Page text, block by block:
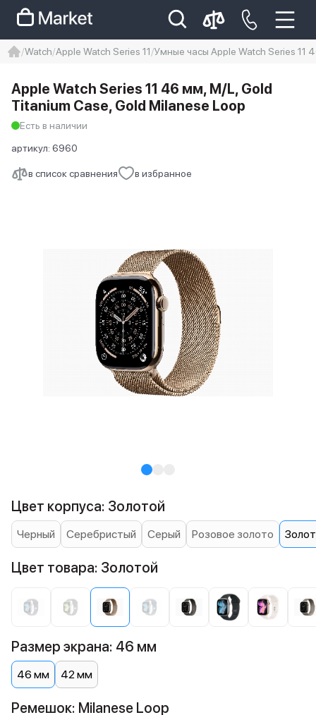
Iphone 14 pro max
айфон 14
Watch Apple Watch Series 11 Умные часы Apple Watch Series 11
в список сравнения в избранное
Apple Watch Series 11 46 мм, M/L, Gold
Titanium Case, Gold Milanese Loop
Есть в наличии
артикул: 6960
Цвет корпуса: Золотой
Черный Серебристый Серый Розовое золото
Цвет товара: Золотой
Размер экрана: 46 мм
46 мм 42 мм
Ремешок: Milanese Loop